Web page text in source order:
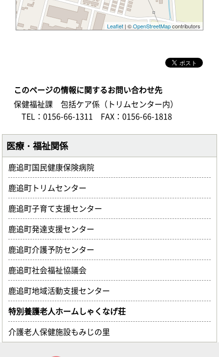
Leaflet| ©OpenStreetMapcontributors
このページの情報に関するお問い合わせ先
保健福祉課 包括ケア係（トリムセンター内）
TEL：0156-66-1311
FAX：0156-66-1818
医療・福祉関係
鹿追町国民健康保険病院
鹿追町トリムセンター
鹿追町子育て支援センター
鹿追町発達支援センター
鹿追町介護予防センター
鹿追町社会福祉協議会
鹿追町地域活動支援センター
特別養護老人ホームしゃくなげ荘
介護老人保健施設もみじの里